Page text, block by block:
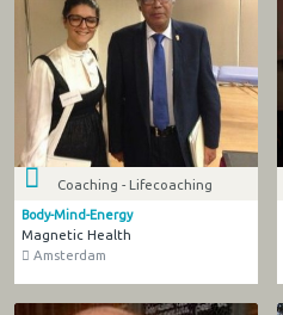
Coaching - Lifecoaching
Body-Mind-Energy
Magnetic Health
Amsterdam